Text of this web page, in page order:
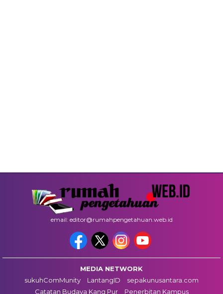
email: editor@rumahpengetahuan.web.id
MEDIA NETWORK
sukuhComMunity
LantangID
sepakunusantara.com
Catatan Budaya Kang Pur
Penerbitan Kampus